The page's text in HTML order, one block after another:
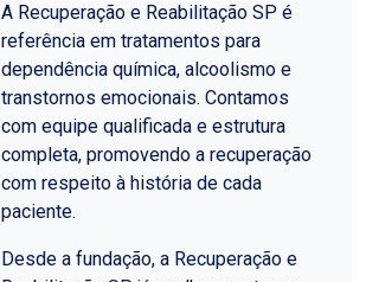
A Recuperação e Reabilitação SP é
referência em tratamentos para
dependência química, alcoolismo e
transtornos emocionais. Contamos
com equipe qualificada e estrutura
completa, promovendo a recuperação
com respeito à história de cada
paciente.
Desde a fundação, a Recuperação e